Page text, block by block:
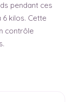
pendant ces
kilos. Cette
contrôle